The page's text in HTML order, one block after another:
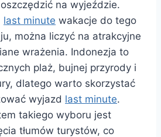
na wyjeździe.
last minute wakacje do tego
można liczyć na atrakcyjne
wrażenia. Indonezja to
plaż, bujnej przyrody i
dlatego warto skorzystać
wyjazd last minute.
takiego wyboru jest
tłumów turystów, co